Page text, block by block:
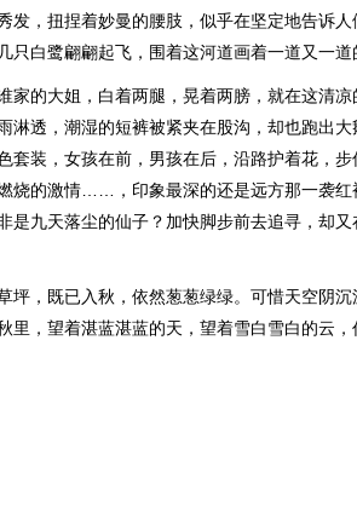
发，扭捏着妙曼的腰肢，似乎在坚定地告诉人
只白鹭翩翩起飞，围着这河道画着一道又一道
家的大姐，白着两腿，晃着两膀，就在这清
淋透，潮湿的短裤被紧夹在股沟，却也跑出
套装，女孩在前，男孩在后，沿路护着花，
烧的激情……，印象最深的还是远方那一袭红
是九天落尘的仙子？加快脚步前去追寻，却又
坪，既已入秋，依然葱葱绿绿。可惜天空阴
里，望着湛蓝湛蓝的天，望着雪白雪白的云，